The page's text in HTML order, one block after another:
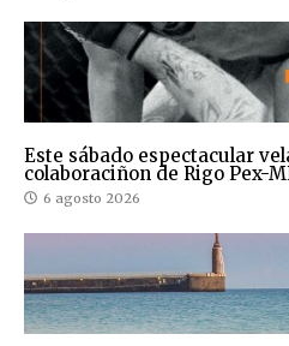
Este sábado espectacular
colaboraciñon de Rigo Pex-
6 agosto 2026